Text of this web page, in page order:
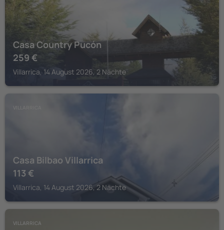
Casa Country Pucón
259 €
Villarrica, 14 August 2026, 2 Nächte
Casa Bilbao Villarrica
113 €
Villarrica, 14 August 2026, 2 Nächte
VILLARRICA